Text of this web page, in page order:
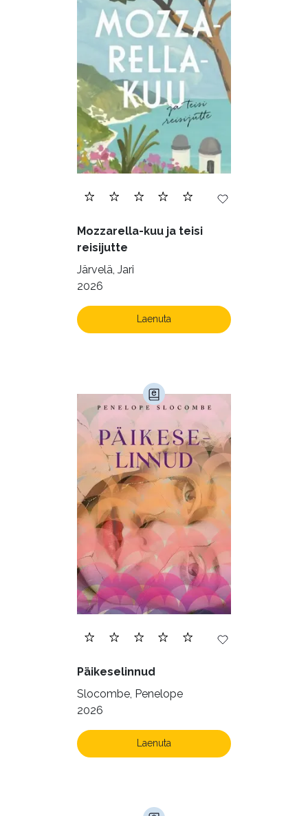
Mozzarella-kuu ja teisi
reisijutte
Järvelä, Jari
2026
Laenuta
Päikeselinnud
Slocombe, Penelope
2026
Laenuta